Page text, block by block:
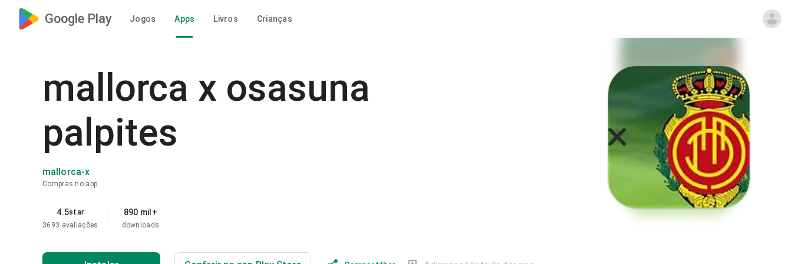
Google Play Jogos Apps Livros Crianças
mallorca x osasuna
palpites
mallorca-x
Compras no app
4.5star
3693 avaliações
890 mil+
downloads